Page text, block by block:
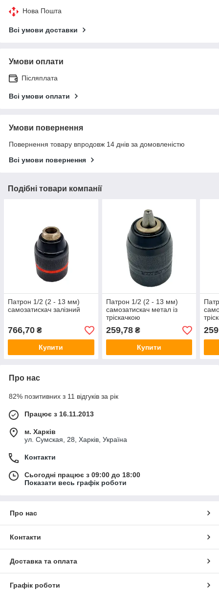
Нова Пошта
Всі умови доставки
Умови оплати
Післяплата
Всі умови оплати
Умови повернення
Повернення товару впродовж 14 днів за домовленістю
Всі умови повернення
Подібні товари компанії
Патрон 1/2 (2 - 13 мм)
самозатискач залізний
766,70 ₴
Купити
Патрон 1/2 (2 - 13 мм)
самозатискач метал із
тріскачкою
259,78₴
Купити
Про нас
82% позитивних з 11 відгуків за рік
Працює з 16.11.2013
м. Харків
ул. Сумская, 28, Харків, Україна
Контакти
Сьогодні працює з 09:00 до 18:00
Показати весь графік роботи
Про нас
Контакти
Доставка та оплата
Графік роботи